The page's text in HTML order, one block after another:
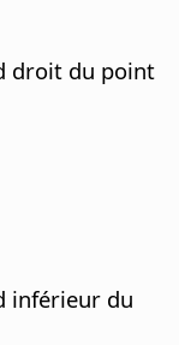
droit du point
inférieur du